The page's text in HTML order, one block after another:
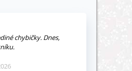
chybičky. Dnes,